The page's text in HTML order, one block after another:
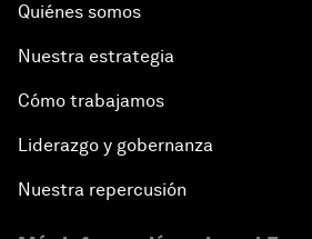
Quiénes somos
Nuestra estrategia
Cómo trabajamos
Liderazgo y gobernanza
Nuestra repercusión